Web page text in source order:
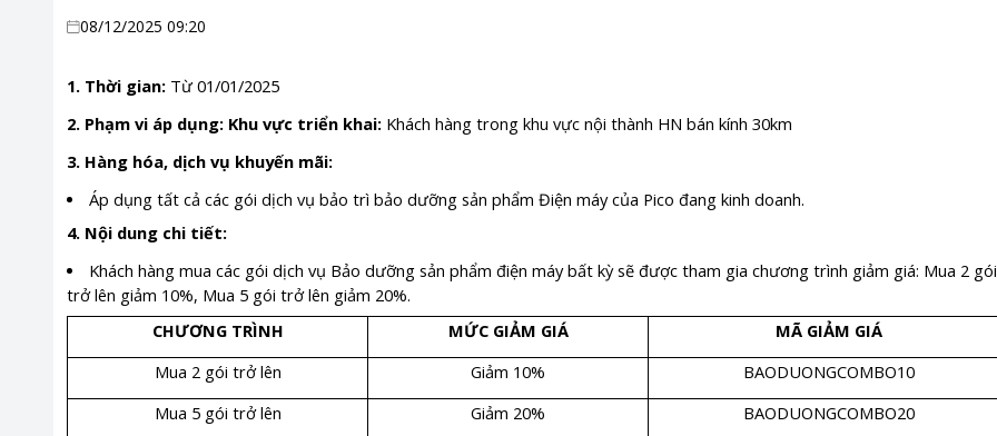
08/12/2025 09:20
1. Thời gian: Từ 01/01/2025
2. Phạm vi áp dụng: Khu vực triển khai: Khách hàng trong khu vực nội thành HN bán kính 30km
3. Hàng hóa, dịch vụ khuyến mãi:
Áp dụng tất cả các gói dịch vụ bảo trì bảo dưỡng sản phẩm Điện máy của Pico đang kinh doanh.
4. Nội dung chi tiết:
Khách hàng mua các gói dịch vụ Bảo dưỡng sản phẩm điện máy bất kỳ sẽ được tham gia chương trình giảm giá: Mua 2 gói
trở lên giảm 10%, Mua 5 gói trở lên giảm 20%.
CHƯƠNG TRÌNH
MỨC GIẢM GIÁ
MÃ GIẢM GIÁ
Mua 2 gói trở lên
Giảm 10%
BAODUONGCOMBO10
Mua 5 gói trở lên
Giảm 20% BAODUONGCOMBO20